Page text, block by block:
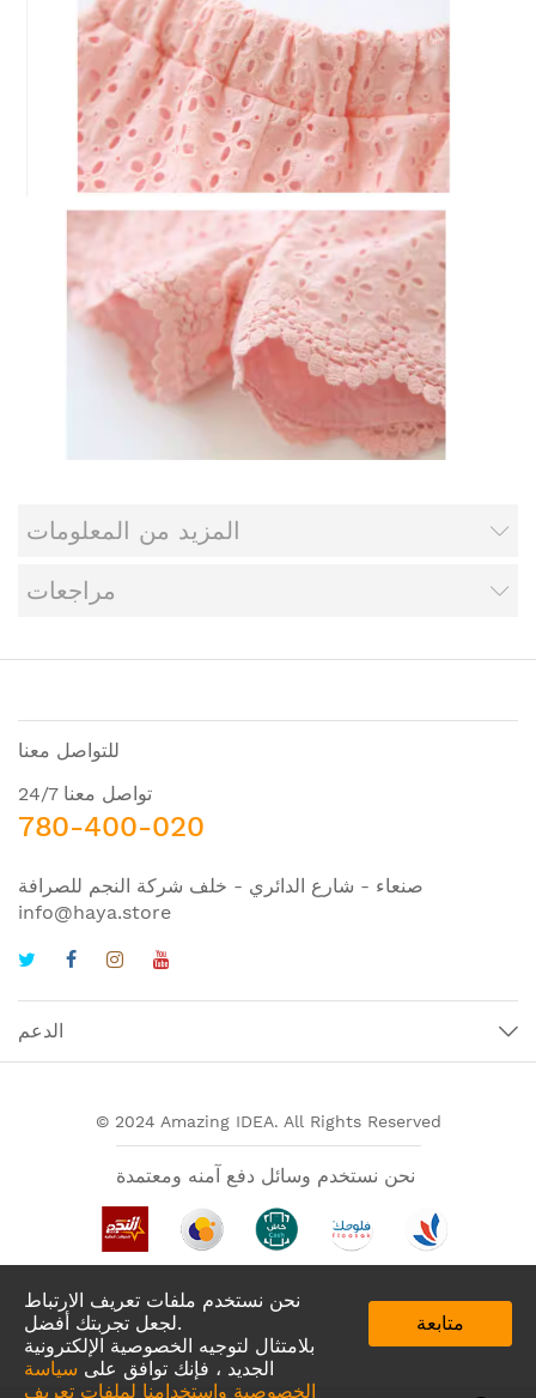
نحن نستخدم ملفات تعريف الارتباط
لجعل تجربتك أفضل.
بلامتثال لتوجيه الخصوصية الإلكترونية
الجديد ، فإنك توافق على سياسة
الخصوصية واستخدامنا لملفات تعريف
متابعة
المزيد من المعلومات
مراجعات
للتواصل معنا
تواصل معنا 24/7
780-400-020
صنعاء - شارع الدائري - خلف شركة النجم للصرافة
info@haya.store
الدعم
© 2024 Amazing IDEA. All Rights Reserved